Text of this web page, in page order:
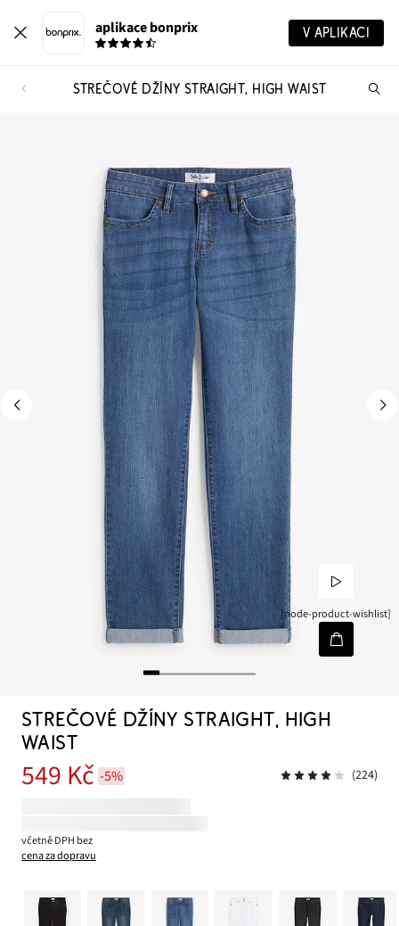
aplikace bonprix V APLIKACI
STREČOVÉ DŽÍNY STRAIGHT, HIGH WAIST
[node-product-wishlist]
STREČOVÉ DŽÍNY STRAIGHT, HIGH
WAIST
549 Kč -5% (224)
včetně DPH bez
cena za dopravu